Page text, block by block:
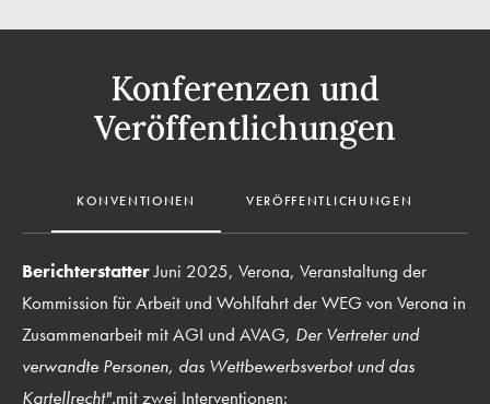
Konferenzen und
Veröffentlichungen
KONVENTIONEN VERÖFFENTLICHUNGEN
BerichterstatterJuni 2025, Verona, Veranstaltung der
Kommission für Arbeit und Wohlfahrt der WEG von Verona in
Zusammenarbeit mit AGI und AVAG, Der Vertreter und
verwandte Personen, das Wettbewerbsverbot und das
Kartellrecht".mit zwei Interventionen: